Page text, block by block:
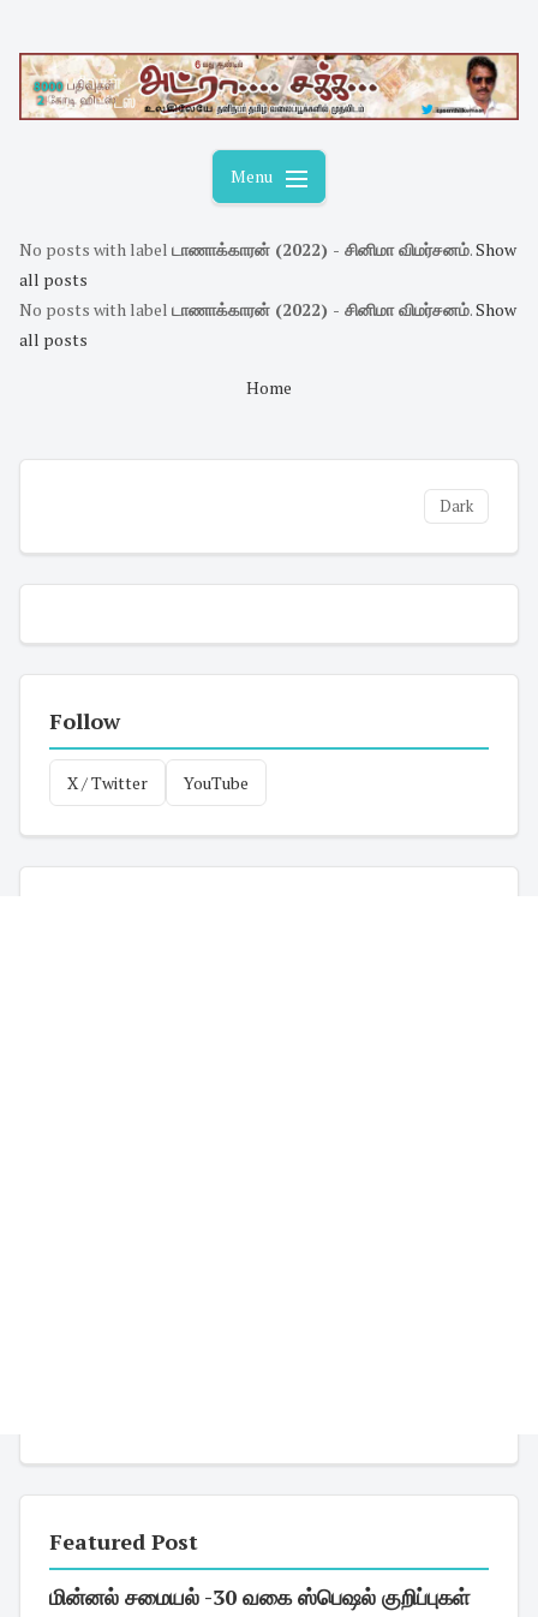
content
Menu
No posts with label டாணாக்காரன் (2022) - சினிமா விமர்சனம்.Show
all posts
No posts with label டாணாக்காரன் (2022) - சினிமா விமர்சனம்.Show
all posts
Home
Dark
Follow
X / Twitter YouTube
Featured Post
மின்னல் சமையல் -30 வகை ஸ்பெஷல் குறிப்புகள்